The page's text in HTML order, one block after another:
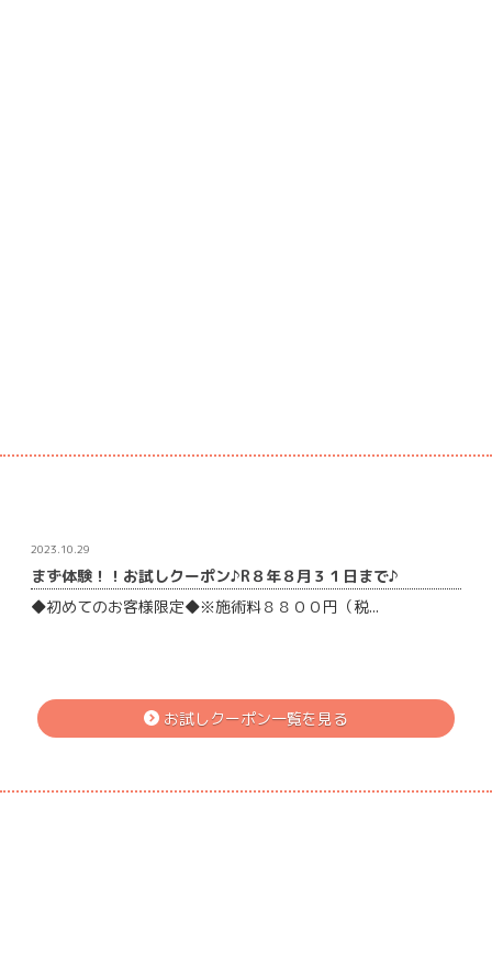
2023.10.29
まず体験！！お試しクーポン♪R８年８月３１日まで♪
◆初めてのお客様限定◆※施術料８８００円（税...
お試しクーポン一覧を見る